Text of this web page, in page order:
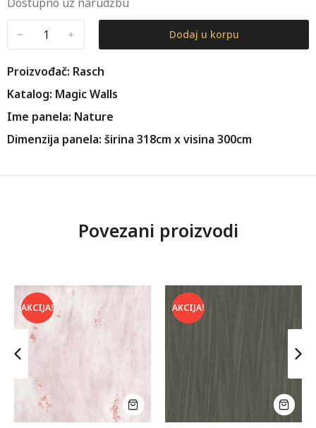
﹣ ﹢ Dodaj u korpu
Proizvođač: Rasch
Katalog: Magic Walls
Ime panela: Nature
Dimenzija panela: širina 318cm x visina 300cm
Povezani proizvodi
AKCIJA! AKCIJA!